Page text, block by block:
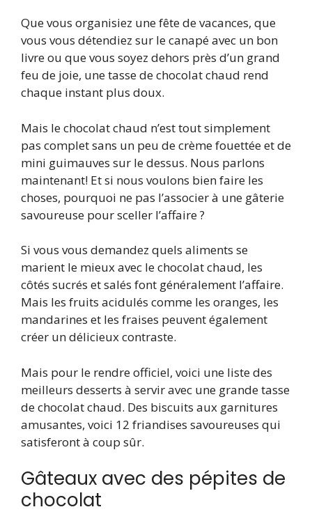
Que vous organisiez une fête de vacances, que
vous vous détendiez sur le canapé avec un bon
livre ou que vous soyez dehors près d’un grand
feu de joie, une tasse de chocolat chaud rend
chaque instant plus doux.
Mais le chocolat chaud n’est tout simplement
pas complet sans un peu de crème fouettée et de
mini guimauves sur le dessus. Nous parlons
maintenant! Et si nous voulons bien faire les
choses, pourquoi ne pas l’associer à une gâterie
savoureuse pour sceller l’affaire ?
Si vous vous demandez quels aliments se
marient le mieux avec le chocolat chaud, les
côtés sucrés et salés font généralement l’affaire.
Mais les fruits acidulés comme les oranges, les
mandarines et les fraises peuvent également
créer un délicieux contraste.
Mais pour le rendre officiel, voici une liste des
meilleurs desserts à servir avec une grande tasse
de chocolat chaud. Des biscuits aux garnitures
amusantes, voici 12 friandises savoureuses qui
satisferont à coup sûr.
Gâteaux avec des pépites de
chocolat